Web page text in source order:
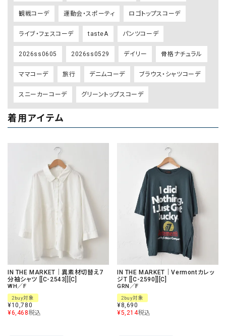
観戦コーデ 運動会・スポーティ ロゴトップスコーデ
ライブ・フェスコーデ tasteA パンツコーデ
2026ss0605 2026ss0529 デイリー 骨格ナチュラル
ママコーデ 旅行 デニムコーデ ブラウス・シャツコーデ
スニーカーコーデ グリーントップスコーデ
着用アイテム
IN THE MARKET｜異素材切替え7
分袖シャツ [[C-2543]][C]
WH／F
2buy対象
¥10,780
¥6,468税込
IN THE MARKET｜Vermontカレッ
ジT [[C-2590]][C]
GRN／F
2buy対象
¥8,690
¥5,214税込